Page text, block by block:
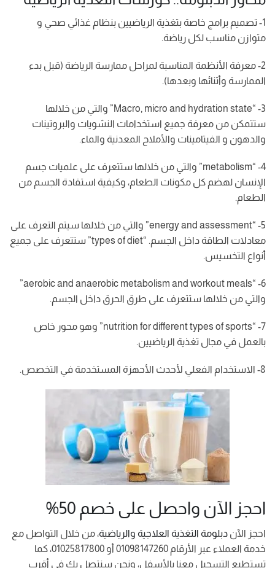
1- تصميم برامج خاصة بتغذية الرياضيين بنظام غذائي صحي و
متوازن مناسب لكل رياضة.
2- معرفة الأنظمة المناسبة لمراحل ممارسة الرياضة (قبل بدء
الممارسة وأثنائها وبعدها).
3- “Macro, micro and hydration state” والتي من خلالها
ستتمكن من معرفة جميع استخدامات النشويات والبروتينات
والدهون و الفيتامينات والأملاح المعدنية والماء.
4- “metabolism” والتي من خلالها ستتعرف على علميات جسم
الإنسان لهضم كل مكونات الطعام، وكيفية استفادة الجسم من
الطعام.
5- “energy and assessment” والتي من خلالها سيتم التعرف على
معادلات الطاقة داخل الجسم.
“types of diet” ستتعرف على جميع
أنواع التخسيس.
6- “aerobic and anaerobic metabolism and workout meals”
والتي من خلالها ستتعرف على طرق الحرق داخل الجسم.
7- “nutrition for different types of sports” وهو محور خاص
بالعمل في مجال تغذية الرياضيين.
8- الاستخدام الفعلي لأحدث الأحهزة المستخدمة في التخصص.
احجز الآن واحصل على خصم 50%
احجز الآن دبلومة التغذية العلاجية والرياضية، من خلال التواصل مع
خدمة العملاء عبر الأرقام 01098147260 أو 01025817800، كما
تستطيع التسجيل معنا بالأسفل، ونحن سنتصل بك في أقرب